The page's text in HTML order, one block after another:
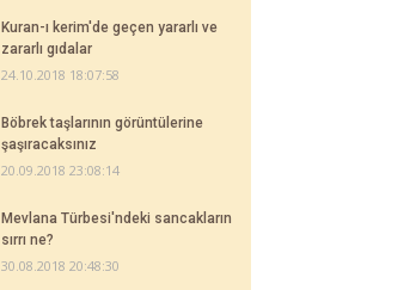
Kuran-ı kerim'de geçen yararlı ve
zararlı gıdalar
24.10.2018 18:07:58
Böbrek taşlarının görüntülerine
şaşıracaksınız
20.09.2018 23:08:14
Mevlana Türbesi'ndeki sancakların
sırrı ne?
30.08.2018 20:48:30